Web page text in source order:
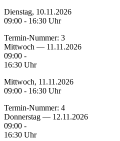
Dienstag, 10.11.2026
09:00 - 16:30 Uhr
Termin-Nummer: 3
Mittwoch — 11.11.2026
09:00 -
16:30 Uhr
Mittwoch, 11.11.2026
09:00 - 16:30 Uhr
Termin-Nummer: 4
Donnerstag — 12.11.2026
09:00 -
16:30 Uhr